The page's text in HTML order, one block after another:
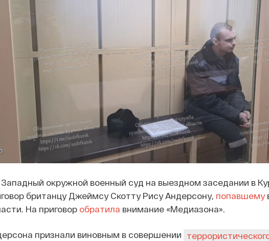
Западный окружной военный суд на выездном заседании в
британцу Джеймсу Скотту Рису Андерсону, попавшему
На приговор обратила внимание «Медиазона».
признали виновным в совершении